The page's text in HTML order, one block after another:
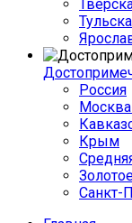
Россия
Москва
Крым
Санкт-